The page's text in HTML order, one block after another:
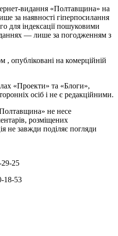
видання «Полтавщина» на
за наявності гіперпосилання
для індексації пошуковими
— лише за погодженням з
, опубліковані на комерційній
«Проекти» та «Блоги»,
осіб і не є редакційними.
не несе
розміщених
не завжди поділяє погляди
25
18-53